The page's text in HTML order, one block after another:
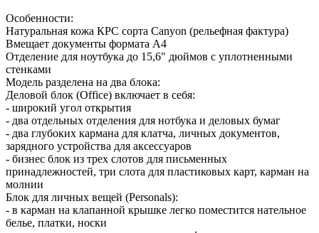
Особенности:
Натуральная кожа КРС сорта Canyon (рельефная фактура)
Вмещает документы формата А4
Отделение для ноутбука до 15,6" дюймов с уплотненными
стенками
Модель разделена на два блока:
Деловой блок (Office) включает в себя:
- широкий угол открытия
- два отдельных отделения для нотбука и деловых бумаг
- два глубоких кармана для клатча, личных документов,
зарядного устройства для аксессуаров
- бизнес блок из трех слотов для письменных
принадлежностей, три слота для пластиковых карт, карман на
молнии
Блок для личных вещей (Personals):
- в карман на клапанной крышке легко поместится нательное
белье, платки, носки